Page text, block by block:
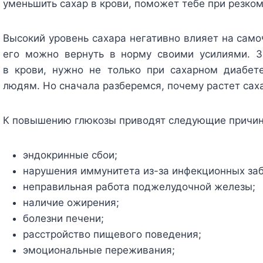
уменьшить сахар в крови, поможет тебе при
Высокий уровень сахара негативно влияет на
его можно вернуть в норму своими усилиями.
в крови, нужно не только при сахарном
людям. Но сначала разберемся, почему растет
К повышению глюкозы приводят следующие
эндокринные сбои;
нарушения иммунитета из-за инфекционных
неправильная работа поджелудочной железы;
наличие ожирения;
болезни печени;
расстройство пищевого поведения;
эмоциональные переживания;